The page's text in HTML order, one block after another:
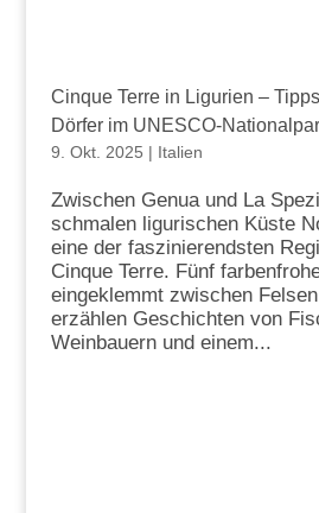
Cinque Terre in Ligurien –
Dörfer im UNESCO-
9. Okt. 2025 | Italien
Zwischen Genua und La
schmalen ligurischen Küste
eine der faszinierendsten
Cinque Terre. Fünf
eingeklemmt zwischen
erzählen Geschichten von
Weinbauern und einem...